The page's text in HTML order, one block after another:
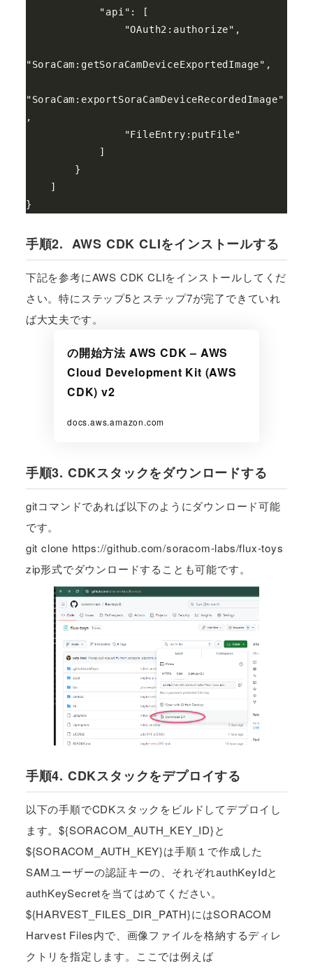
"SoraCam:getSoraCamDeviceExportedImage",
"SoraCam:exportSoraCamDeviceRecordedImage"
,
}
手順2. AWS CDK CLIをインストールする
下記を参考にAWS CDK CLIをインストールしてくだ
さい。特にステップ5とステップ7が完了できていれ
ば大丈夫です。
の開始方法 AWS CDK – AWS
Cloud Development Kit (AWS
CDK) v2
docs.aws.amazon.com
手順3. CDKスタックをダウンロードする
gitコマンドであれば以下のようにダウンロード可能
です。
git clone https://github.com/soracom-labs/flux-toys
zip形式でダウンロードすることも可能です。
手順4. CDKスタックをデプロイする
以下の手順でCDKスタックをビルドしてデプロイし
ます。${SORACOM_AUTH_KEY_ID}と
${SORACOM_AUTH_KEY}は手順１で作成した
SAMユーザーの認証キーの、それぞれauthKeyIdと
authKeySecretを当てはめてください。
${HARVEST_FILES_DIR_PATH}にはSORACOM
Harvest Files内で、画像ファイルを格納するディレ
クトリを指定します。ここでは例えば